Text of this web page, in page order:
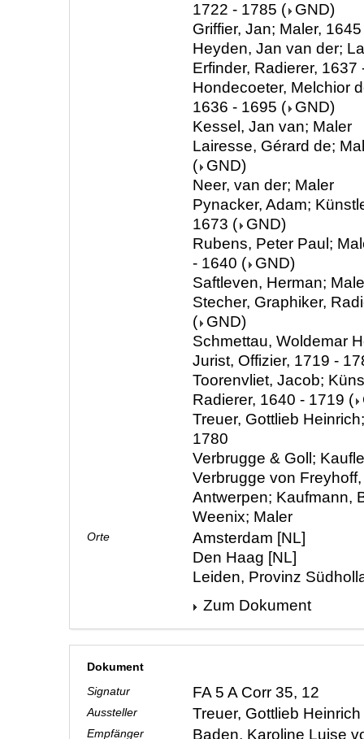
1722 - 1785 ( GND)
Griffier, Jan; Maler,
Heyden, Jan van der;
Erfinder, Radierer, 1637
Hondecoeter, Melchior
1636 - 1695 ( GND)
Kessel, Jan van; Maler
Lairesse, Gérard de;
( GND)
Neer, van der; Maler
Pynacker, Adam;
1673 ( GND)
Rubens, Peter Paul;
- 1640 ( GND)
Saftleven, Herman;
Stecher, Graphiker,
( GND)
Schmettau, Woldemar
Jurist, Offizier, 1719 -
Toorenvliet, Jacob;
Radierer, 1640 - 1719 (
Treuer, Gottlieb
1780
Verbrugge & Goll;
Verbrugge von
Antwerpen; Kaufmann,
Weenix; Maler
Orte
Amsterdam [NL]
Den Haag [NL]
Leiden, Provinz
Zum Dokument
Dokument
Signatur
FA 5 A Corr 35, 12
Aussteller Treuer, Gottlieb Heinrich
Empfänger Baden, Karoline Luise